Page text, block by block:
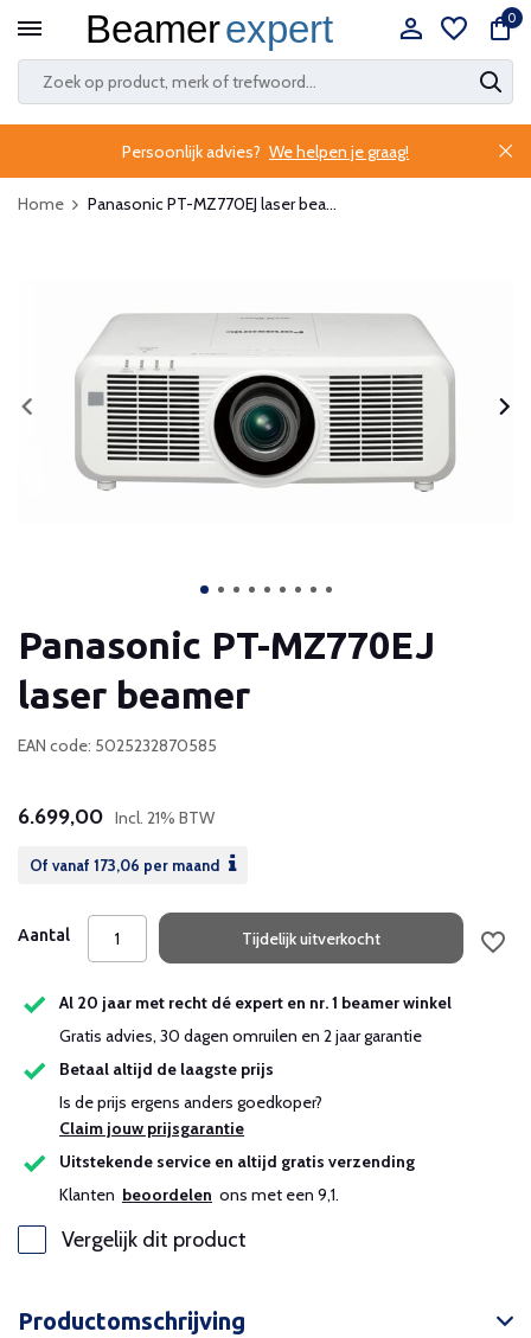
0
Persoonlijk advies? We helpen je graag!
Home Panasonic PT-MZ770EJ laser bea...
Panasonic PT-MZ770EJ
laser beamer
EAN code: 5025232870585
6.699,00 Incl. 21% BTW
Of vanaf 173,06 per maand
Aantal Tijdelijk uitverkocht
Al 20 jaar met recht dé expert en nr. 1 beamer winkel
Gratis advies, 30 dagen omruilen en 2 jaar garantie
Betaal altijd de laagste prijs
Is de prijs ergens anders goedkoper?
Claim jouw prijsgarantie
Uitstekende service en altijd gratis verzending
Klanten beoordelen ons met een 9,1.
Vergelijk dit product
Productomschrijving